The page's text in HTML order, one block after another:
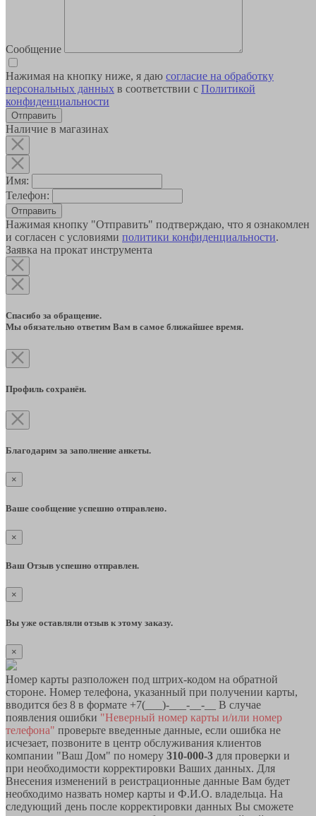
Сообщение
Нажимая на кнопку ниже, я даю согласие на обработку
персональных данных в соответствии с Политикой
конфиденциальности
Наличие в магазинах
Имя:
Телефон:
Отправить
Нажимая кнопку "Отправить" подтверждаю, что я ознакомлен
и согласен с условиями политики конфиденциальности.
Заявка на прокат инструмента
Спасибо за обращение.
Мы обязательно ответим Вам в самое ближайшее время.
Профиль сохранён.
Благодарим за заполнение анкеты.
×
Ваше сообщение успешно отправлено.
×
Ваш Отзыв успешно отправлен.
×
Вы уже оставляли отзыв к этому заказу.
×
Номер карты разположен под штрих-кодом на обратной
стороне. Номер телефона, указанный при получении карты,
вводится без 8 в формате +7(___)-___-__-__ В случае
появления ошибки "Неверный номер карты и/или номер
телефона" проверьте введенные данные, если ошибка не
исчезает, позвоните в центр обслуживания клиентов
компании "Ваш Дом" по номеру 310-000-3 для проверки и
при необходимости корректировки Ваших данных. Для
Внесения изменений в реистрационные данные Вам будет
необходимо назвать номер карты и Ф.И.О. владельца. На
следующий день после корректировки данных Вы сможете